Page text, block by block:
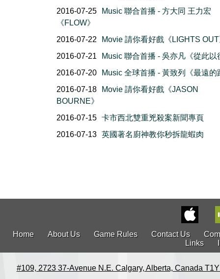
2016-07-25
Music 聯合首播 - 方大同 王力宏
《FLOW》
2016-07-22
Movie 請你看好戲《LIGHTS
2016-07-21
Music 聯合首播 - 吳亦凡《從此以
2016-07-20
Music 全球首播 - 黃致列《最遠的
2016-07-18
Movie 請你看好戲《JASON
BOURNE》
2016-07-15 卡市西北雙重兇殺案新聞專頁
2016-07-13 英國著名廚神教你秒拆龍蝦肉
Home About Us Game Rules Contact Us
Links
#109, 2723 37-Avenue N.E. Calgary, Alberta, Canada